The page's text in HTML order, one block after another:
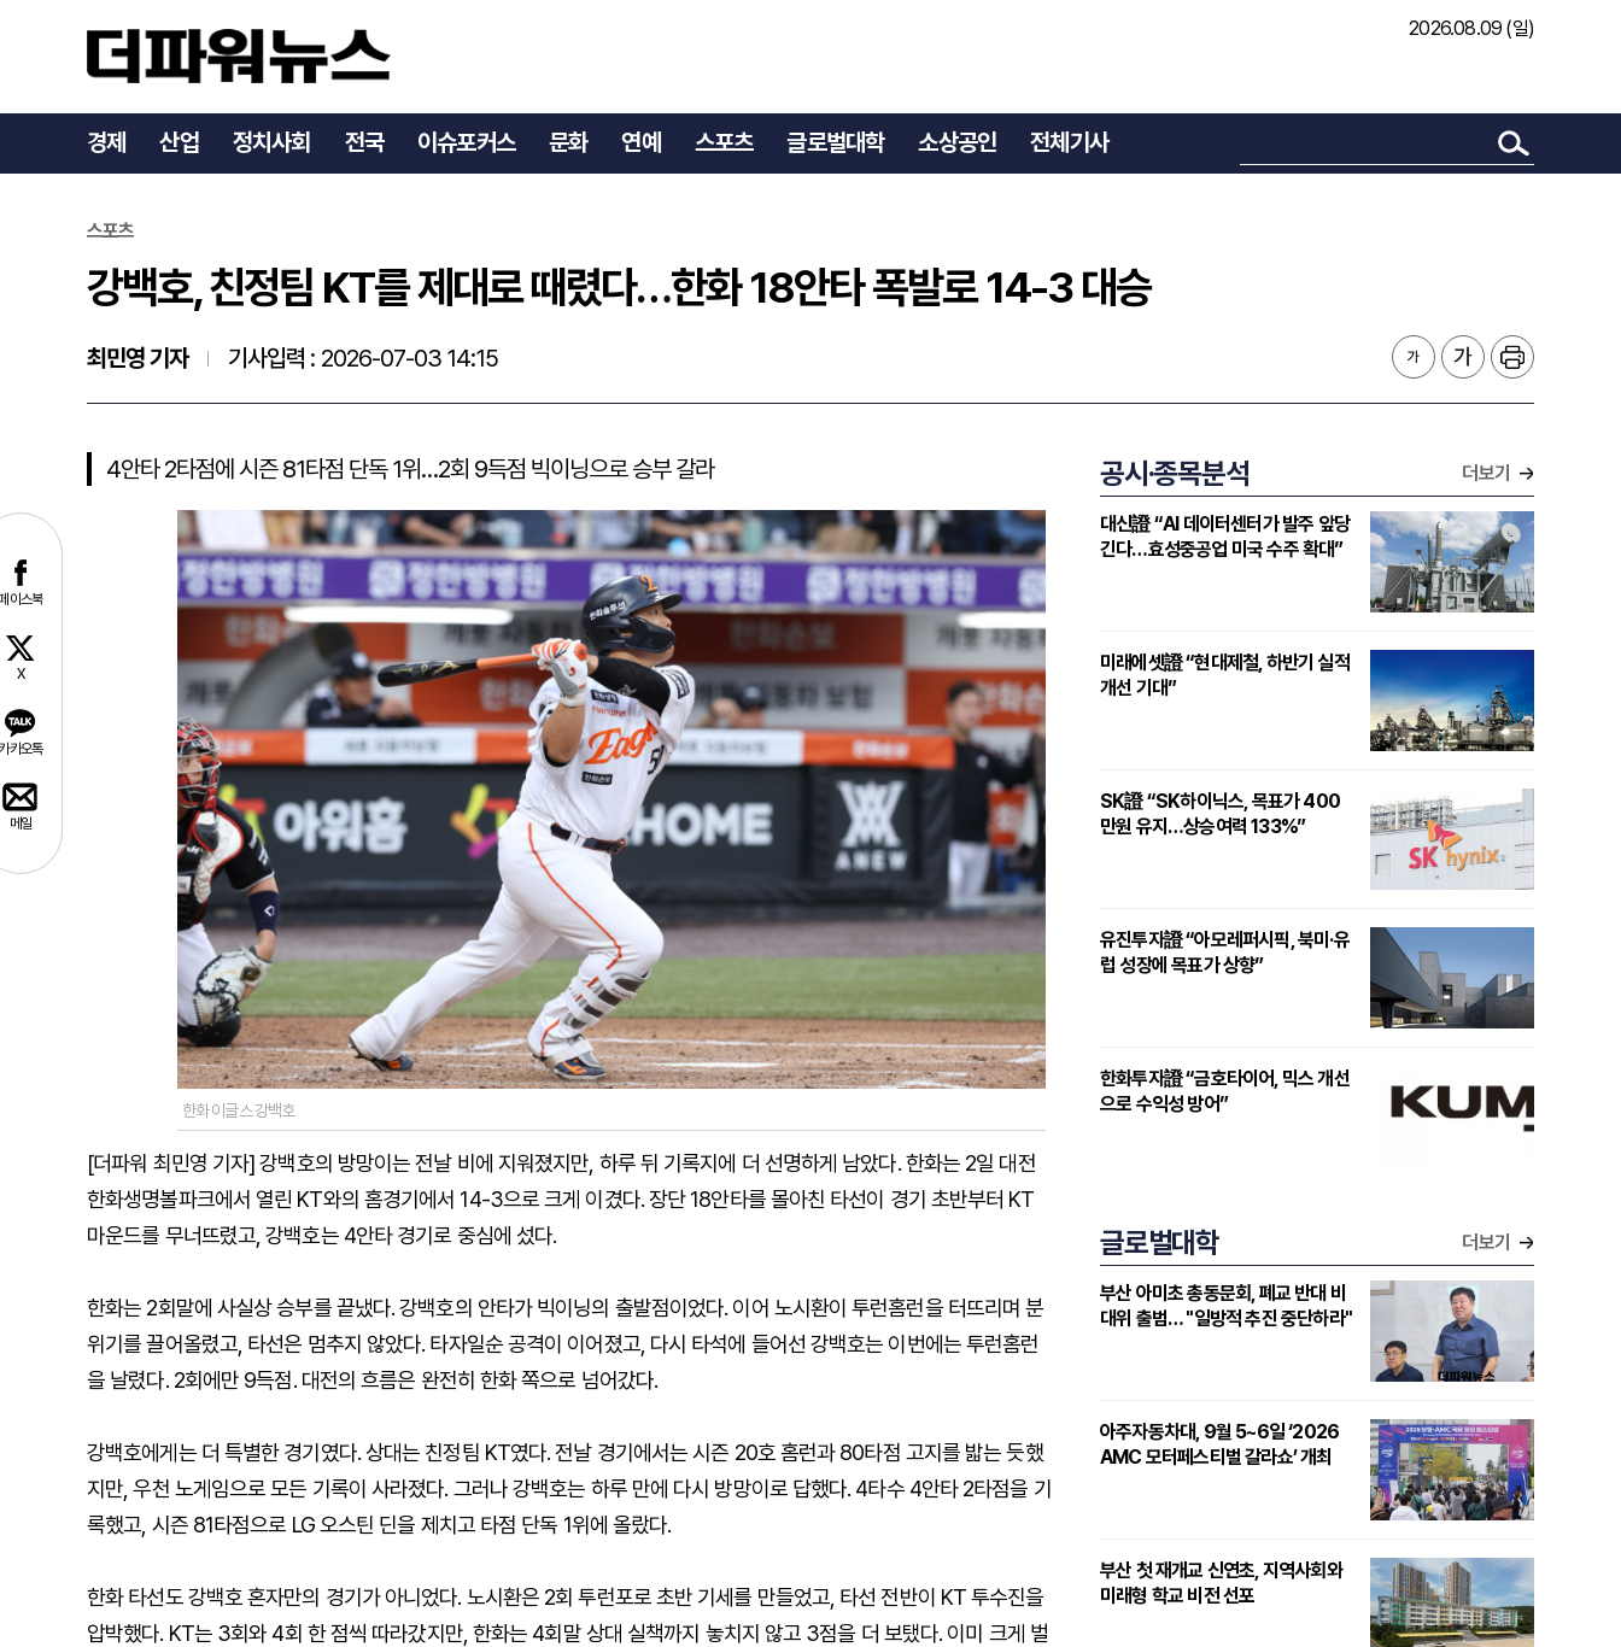
2026.08.09 (일)
경제 산업 정치사회 전국 이슈포커스 문화 연예 스포츠 글로벌대학 소상공인 전체기사
강백호, 친정팀 KT를 제대로 때렸다…한화 18안타 폭발로 14-3 대승
이스북
X
카오톡
메일
스포츠
강백호, 친정팀 KT를 제대로 때렸다…한화 18안타 폭발로 14-3 대승
최민영 기자 기사입력 : 2026-07-03 14:15
4안타 2타점에 시즌 81타점 단독 1위…2회 9득점 빅이닝으로 승부 갈라
한화 이글스 강백호
[더파워 최민영 기자] 강백호의 방망이는 전날 비에 지워졌지만, 하루 뒤 기록지에 더 선명하게 남았다. 한화는 2일 대전
한화생명볼파크에서 열린 KT와의 홈경기에서 14-3으로 크게 이겼다. 장단 18안타를 몰아친 타선이 경기 초반부터 KT
마운드를 무너뜨렸고, 강백호는 4안타 경기로 중심에 섰다.
한화는 2회말에 사실상 승부를 끝냈다. 강백호의 안타가 빅이닝의 출발점이었다. 이어 노시환이 투런홈런을 터뜨리며 분
위기를 끌어올렸고, 타선은 멈추지 않았다. 타자일순 공격이 이어졌고, 다시 타석에 들어선 강백호는 이번에는 투런홈런
을 날렸다. 2회에만 9득점. 대전의 흐름은 완전히 한화 쪽으로 넘어갔다.
강백호에게는 더 특별한 경기였다. 상대는 친정팀 KT였다. 전날 경기에서는 시즌 20호 홈런과 80타점 고지를 밟는 듯했
지만, 우천 노게임으로 모든 기록이 사라졌다. 그러나 강백호는 하루 만에 다시 방망이로 답했다. 4타수 4안타 2타점을 기
록했고, 시즌 81타점으로 LG 오스틴 딘을 제치고 타점 단독 1위에 올랐다.
한화 타선도 강백호 혼자만의 경기가 아니었다. 노시환은 2회 투런포로 초반 기세를 만들었고, 타선 전반이 KT 투수진을
압박했다. KT는 3회와 4회 한 점씩 따라갔지만, 한화는 4회말 상대 실책까지 놓치지 않고 3점을 더 보탰다. 이미 크게 벌
공시·종목분석 더보기
대신證 “AI 데이터센터가 발주 앞당
긴다…효성중공업 미국 수주 확대”
미래에셋證 “현대제철, 하반기 실적
개선 기대”
SK證 “SK하이닉스, 목표가 400
만원 유지…상승여력 133%”
유진투자證 “아모레퍼시픽, 북미·유
럽 성장에 목표가 상향”
한화투자證 “금호타이어, 믹스 개선
으로 수익성 방어”
글로벌대학 더보기
부산 아미초 총동문회, 폐교 반대 비
대위 출범… "일방적 추진 중단하라"
아주자동차대, 9월 5~6일 ‘2026
AMC 모터페스티벌 갈라쇼’ 개최
부산 첫 재개교 신연초, 지역사회와
미래형 학교 비전 선포